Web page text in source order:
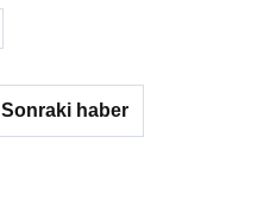
Sonraki haber